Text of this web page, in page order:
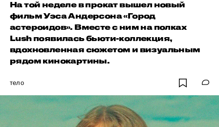
На той неделе в прокат вышел новый
фильм Уэса Андерсона «Город
астероидов». Вместе с ним на полках
Lush появилась бьюти-коллекция,
вдохновленная сюжетом и визуальным
рядом кинокартины.
тело